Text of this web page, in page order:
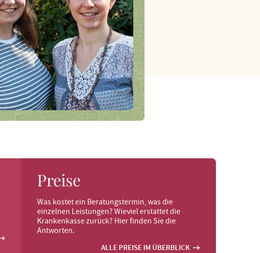
Preise
Was kostet ein Beratungstermin, was die
einzelnen Leistungen? Wieviel erstattet die
Krankenkasse zurück? Hier finden Sie die
Antworten.
ALLE PREISE IM ÜBERBLICK